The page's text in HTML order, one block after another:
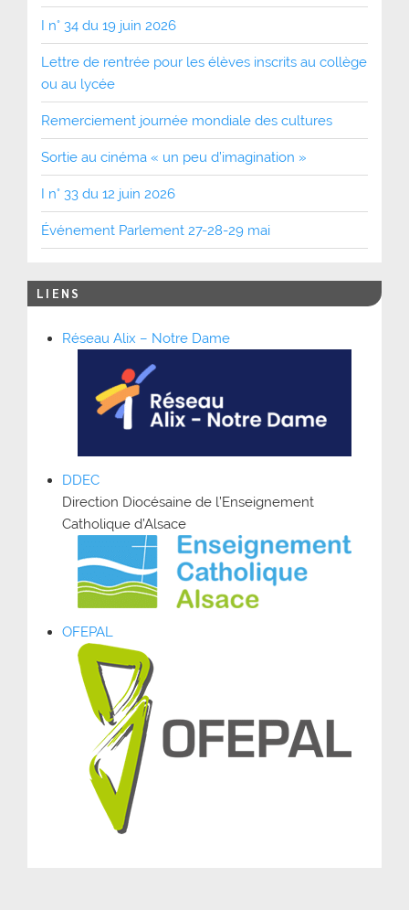
I n° 34 du 19 juin 2026
Lettre de rentrée pour les élèves inscrits au collège
ou au lycée
Remerciement journée mondiale des cultures
Sortie au cinéma « un peu d’imagination »
I n° 33 du 12 juin 2026
Événement Parlement 27-28-29 mai
LIENS
Réseau Alix – Notre Dame
DDEC
Direction Diocésaine de l’Enseignement
Catholique d’Alsace
OFEPAL